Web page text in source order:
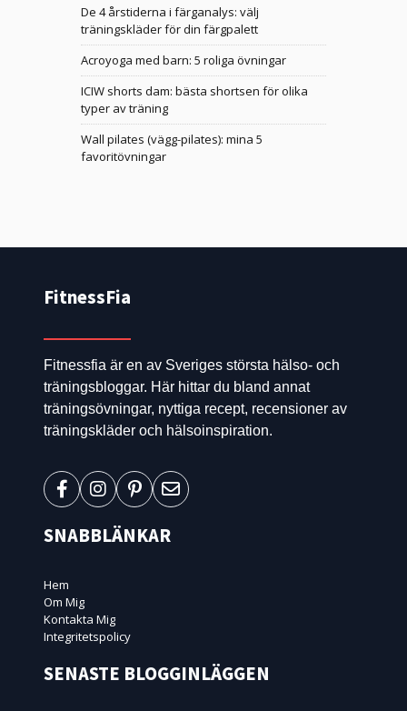
De 4 årstiderna i färganalys: välj
träningskläder för din färgpalett
Acroyoga med barn: 5 roliga övningar
ICIW shorts dam: bästa shortsen för olika
typer av träning
Wall pilates (vägg-pilates): mina 5
favoritövningar
FitnessFia
Fitnessfia är en av Sveriges största hälso- och
träningsbloggar. Här hittar du bland annat
träningsövningar, nyttiga recept, recensioner av
träningskläder och hälsoinspiration.
SNABBLÄNKAR
Hem
Om Mig
Kontakta Mig
Integritetspolicy
SENASTE BLOGGINLÄGGEN